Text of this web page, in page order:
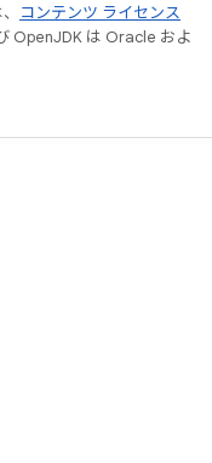
コンテンツ ライセンス
OpenJDK は Oracle およ